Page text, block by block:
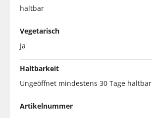
haltbar
Vegetarisch
Ja
Haltbarkeit
Ungeöffnet mindestens 30 Tage haltbar
Artikelnummer